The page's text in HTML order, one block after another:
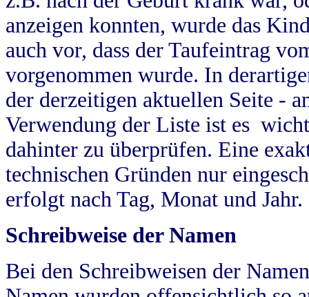
anzeigen konnten, wurde das
auch vor, dass der Taufeintrag
vorgenommen wurde. In
der derzeitigen aktuellen Seite -
Verwendung der Liste ist es
dahinter zu überprüfen. Eine
technischen Gründen nur
erfolgt nach Tag, Monat und Jahr.
Schreibweise der Namen
Bei den Schreibweisen der